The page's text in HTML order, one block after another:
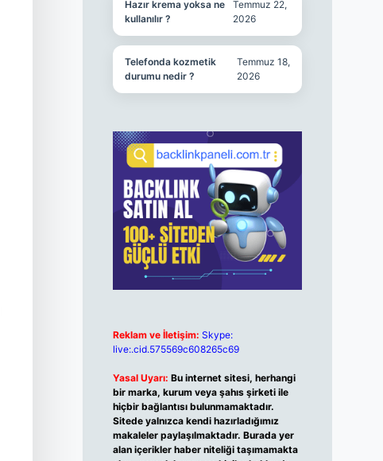
Hazır krema yoksa ne
kullanılır ?
Temmuz 22,
2026
Telefonda kozmetik
durumu nedir ?
Temmuz 18,
2026
Reklam ve İletişim: Skype:
live:.cid.575569c608265c69
Yasal Uyarı: Bu internet sitesi, herhangi
bir marka, kurum veya şahıs şirketi ile
hiçbir bağlantısı bulunmamaktadır.
Sitede yalnızca kendi hazırladığımız
makaleler paylaşılmaktadır. Burada yer
alan içerikler haber niteliği taşımamakta